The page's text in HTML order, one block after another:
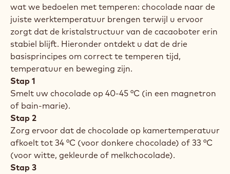
wat we bedoelen met temperen: chocolade naar de
juiste werktemperatuur brengen terwijl u ervoor
zorgt dat de kristalstructuur van de cacaoboter erin
stabiel blijft. Hieronder ontdekt u dat de drie
basisprincipes om correct te temperen tijd,
temperatuur en beweging zijn.
Stap 1
Smelt uw chocolade op 40-45 °C (in een magnetron
of bain-marie).
Stap 2
Zorg ervoor dat de chocolade op kamertemperatuur
afkoelt tot 34 °C (voor donkere chocolade) of 33 °C
(voor witte, gekleurde of melkchocolade).
Stap 3